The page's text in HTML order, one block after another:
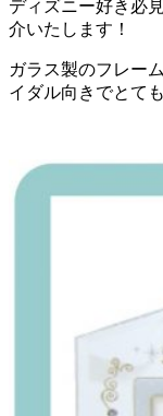
ディズニー好き
介いたします！
ガラス製のフレー
イダル向きでとて